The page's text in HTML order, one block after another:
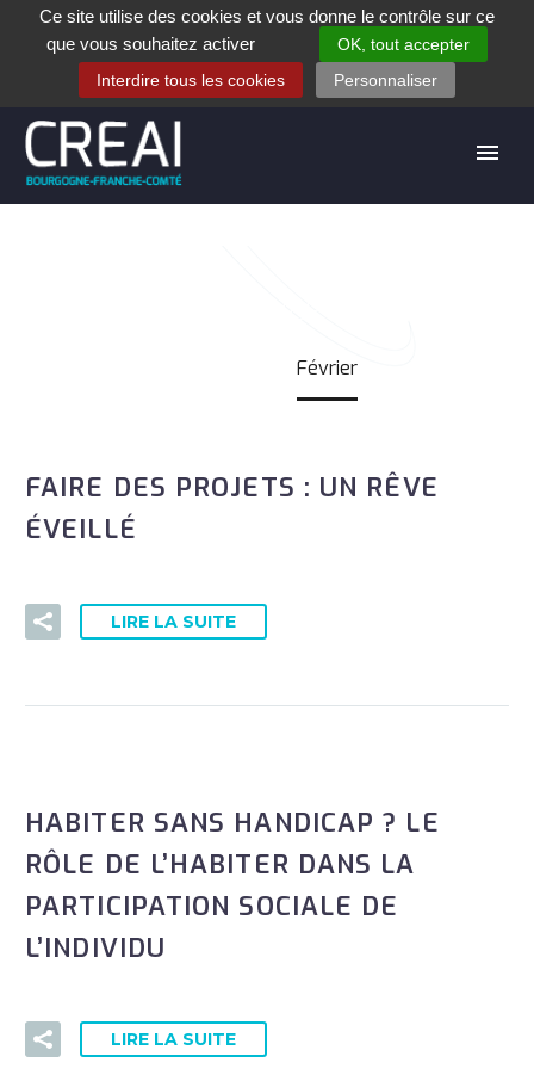
+33 (0)3 80 28 84 40
Contact
Espace contribuants Offres d’emploi
Février
FAIRE DES PROJETS : UN RÊVE
ÉVEILLÉ
LIRE LA SUITE
HABITER SANS HANDICAP ? LE
RÔLE DE L’HABITER DANS LA
PARTICIPATION SOCIALE DE
L’INDIVIDU
LIRE LA SUITE
Ce site utilise des cookies et vous donne le contrôle sur ce
que vous souhaitez activer
OK, tout accepter
Interdire tous les cookies
Personnaliser